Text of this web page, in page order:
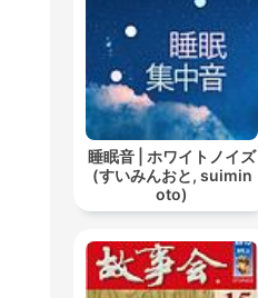
睡眠音 | ホワイトノイズ
(すいみんおと, suimin
oto)